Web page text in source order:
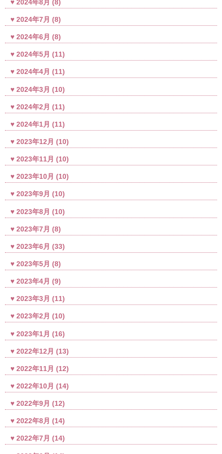
2024年8月 (8)
2024年7月 (8)
2024年6月 (8)
2024年5月 (11)
2024年4月 (11)
2024年3月 (10)
2024年2月 (11)
2024年1月 (11)
2023年12月 (10)
2023年11月 (10)
2023年10月 (10)
2023年9月 (10)
2023年8月 (10)
2023年7月 (8)
2023年6月 (33)
2023年5月 (8)
2023年4月 (9)
2023年3月 (11)
2023年2月 (10)
2023年1月 (16)
2022年12月 (13)
2022年11月 (12)
2022年10月 (14)
2022年9月 (12)
2022年8月 (14)
2022年7月 (14)